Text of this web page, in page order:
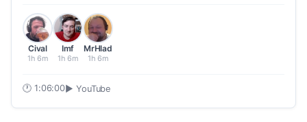
Cival
1h 6m
Imf
1h 6m
MrHlad
1h 6m
🕐 1:06:00▶ YouTube